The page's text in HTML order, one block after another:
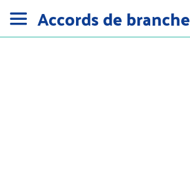
Accords de branche